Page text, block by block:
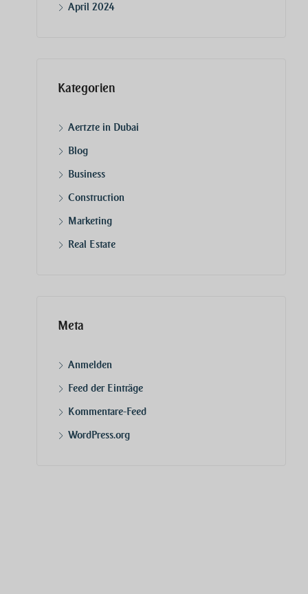
April 2024
Kategorien
Aertzte in Dubai
Blog
Business
Construction
Marketing
Real Estate
Meta
Anmelden
Feed der Einträge
Kommentare-Feed
WordPress.org